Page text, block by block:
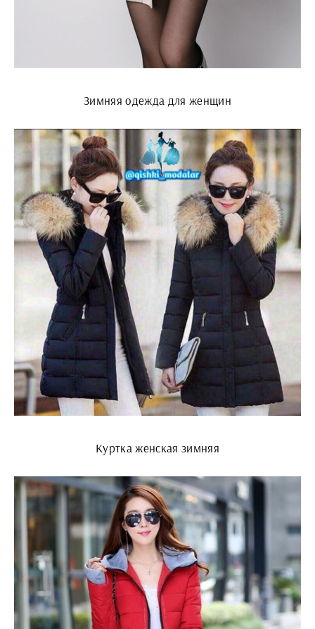
Зимняя одежда для женщин
Куртка женская зимняя